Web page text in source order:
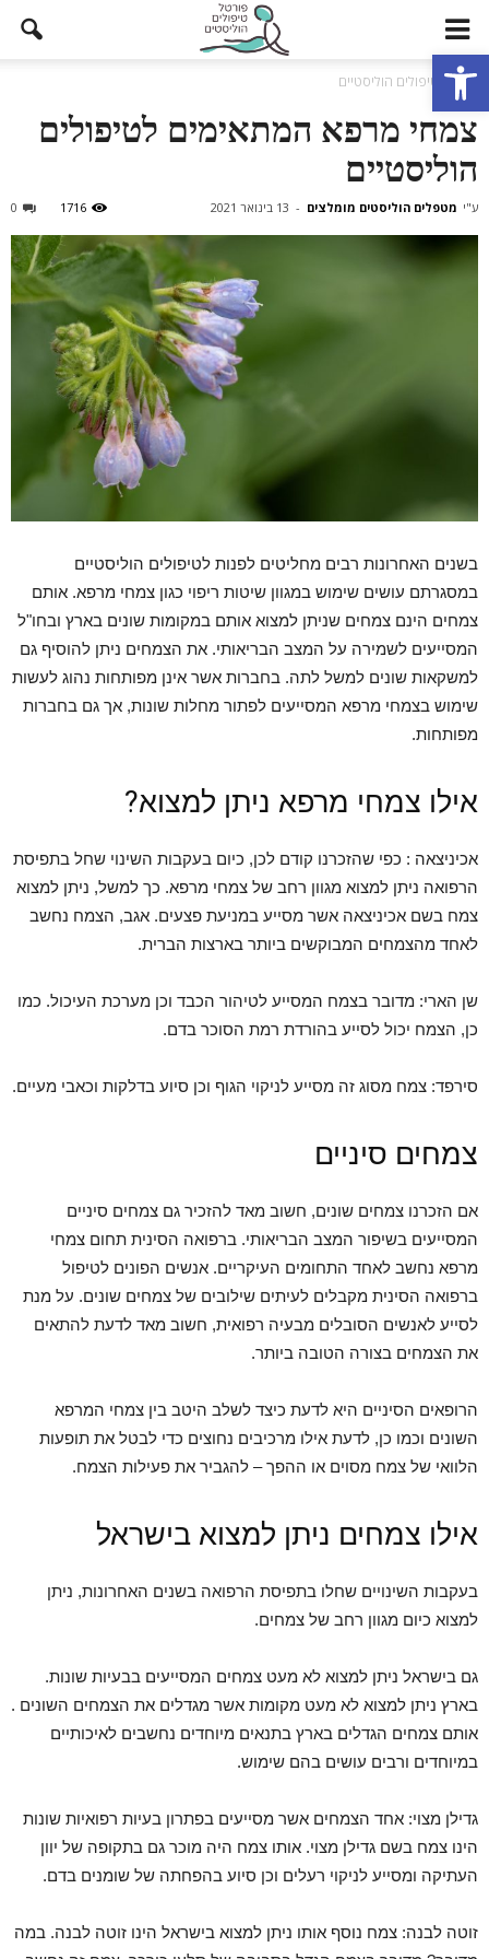
פתח סרגל נגישות
בית טיפולים הוליסטיים
צמחי מרפא המתאימים לטיפולים
הוליסטיים
ע"י מטפלים הוליסטים מומלצים - 13 בינואר 2021 0 1716
בשנים האחרונות רבים מחליטים לפנות לטיפולים הוליסטיים
במסגרתם עושים שימוש במגוון שיטות ריפוי כגון צמחי מרפא. אותם
צמחים הינם צמחים שניתן למצוא אותם במקומות שונים בארץ ובחו"ל
המסייעים לשמירה על המצב הבריאותי. את הצמחים ניתן להוסיף גם
למשקאות שונים למשל לתה. בחברות אשר אינן מפותחות נהוג לעשות
שימוש בצמחי מרפא המסייעים לפתור מחלות שונות, אך גם בחברות
מפותחות.
אילו צמחי מרפא ניתן למצוא?
אכיניצאה : כפי שהזכרנו קודם לכן, כיום בעקבות השינוי שחל בתפיסת
הרפואה ניתן למצוא מגוון רחב של צמחי מרפא. כך למשל, ניתן למצוא
צמח בשם אכיניצאה אשר מסייע במניעת פצעים. אגב, הצמח נחשב
לאחד מהצמחים המבוקשים ביותר בארצות הברית.
שן הארי: מדובר בצמח המסייע לטיהור הכבד וכן מערכת העיכול. כמו
כן, הצמח יכול לסייע בהורדת רמת הסוכר בדם.
סירפד: צמח מסוג זה מסייע לניקוי הגוף וכן סיוע בדלקות וכאבי מעיים.
צמחים סיניים
אם הזכרנו צמחים שונים, חשוב מאד להזכיר גם צמחים סיניים
המסייעים בשיפור המצב הבריאותי. ברפואה הסינית תחום צמחי
מרפא נחשב לאחד התחומים העיקריים. אנשים הפונים לטיפול
ברפואה הסינית מקבלים לעיתים שילובים של צמחים שונים. על מנת
לסייע לאנשים הסובלים מבעיה רפואית, חשוב מאד לדעת להתאים
את הצמחים בצורה הטובה ביותר.
הרופאים הסיניים היא לדעת כיצד לשלב היטב בין צמחי המרפא
השונים וכמו כן, לדעת אילו מרכיבים נחוצים כדי לבטל את תופעות
הלוואי של צמח מסוים או ההפך – להגביר את פעילות הצמח.
אילו צמחים ניתן למצוא בישראל
בעקבות השינויים שחלו בתפיסת הרפואה בשנים האחרונות, ניתן
למצוא כיום מגוון רחב של צמחים.
גם בישראל ניתן למצוא לא מעט צמחים המסייעים בבעיות שונות.
בארץ ניתן למצוא לא מעט מקומות אשר מגדלים את הצמחים השונים .
אותם צמחים הגדלים בארץ בתנאים מיוחדים נחשבים לאיכותיים
במיוחדים ורבים עושים בהם שימוש.
גדילן מצוי: אחד הצמחים אשר מסייעים בפתרון בעיות רפואיות שונות
הינו צמח בשם גדילן מצוי. אותו צמח היה מוכר גם בתקופה של יוון
העתיקה ומסייע לניקוי רעלים וכן סיוע בהפחתה של שומנים בדם.
זוטה לבנה: צמח נוסף אותו ניתן למצוא בישראל הינו זוטה לבנה. במה